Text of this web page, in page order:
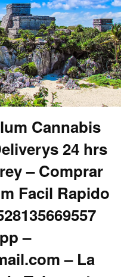
Cannabis
24 hrs
– Comprar
Facil Rapido
–
– La